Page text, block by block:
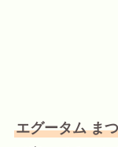
エグータム ま